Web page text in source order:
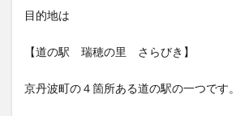
目的地は
【道の駅 瑞穂の里 さらびき】
京丹波町の４箇所ある道の駅の一つです。